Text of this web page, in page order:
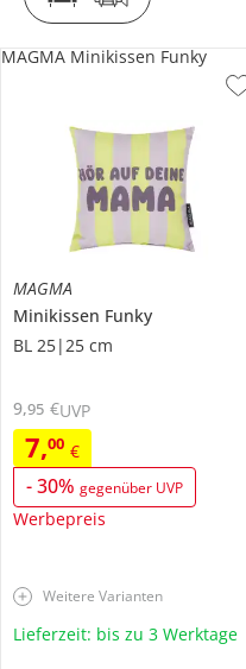
MAGMA
Minikissen Funky
BL 25|25 cm
7,00 €
-30% gegenüber UVP
Werbepreis
9,95 €UVP
MAGMA Minikissen Funky
Weitere Varianten
Lieferzeit: bis zu 3 Werktage